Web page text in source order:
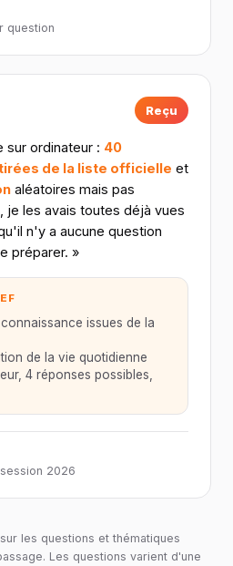
question
Reçu
sur ordinateur : 40
de la liste officielle et
aléatoires mais pas
je les avais toutes déjà vues
n'y a aucune question
préparer. »
issues de la
de la vie quotidienne
4 réponses possibles,
session 2026
les questions et thématiques
Les questions varient d'une